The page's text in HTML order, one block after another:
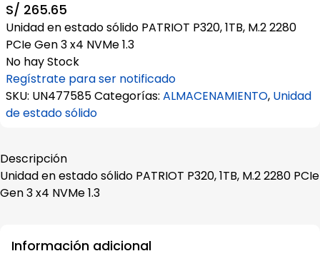
S/ 265.65
Unidad en estado sólido PATRIOT P320, 1TB, M.2 2280
PCIe Gen 3 x4 NVMe 1.3
No hay Stock
Regístrate para ser notificado
SKU: UN477585Categorías: ALMACENAMIENTO, Unidad
de estado sólido
Descripción
Unidad en estado sólido PATRIOT P320, 1TB, M.2 2280 PCIe
Gen 3 x4 NVMe 1.3
Información adicional